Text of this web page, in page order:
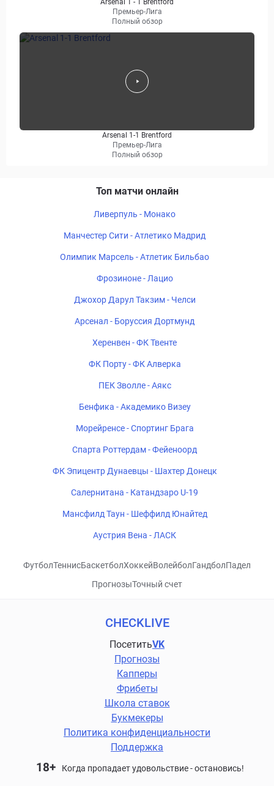
Arsenal 1 - 1 Brentford
Премьер-Лига
Полный обзор
Arsenal 1-1 Brentford
Премьер-Лига
Полный обзор
Топ матчи онлайн
Ливерпуль - Монако
Манчестер Сити - Атлетико Мадрид
Олимпик Марсель - Атлетик Бильбао
Фрозиноне - Лацио
Джохор Дарул Такзим - Челси
Арсенал - Боруссия Дортмунд
Херенвен - ФК Твенте
ФК Порту - ФК Алверка
ПЕК Зволле - Аякс
Бенфика - Академико Визеу
Морейренсе - Спортинг Брага
Спарта Роттердам - Фейеноорд
ФК Эпицентр Дунаевцы - Шахтер Донецк
Салернитана - Катандзаро U-19
Мансфилд Таун - Шеффилд Юнайтед
Аустрия Вена - ЛАСК
ФутболТеннисБаскетболХоккейВолейболГандболПадел
ПрогнозыТочный счет
CHECKLIVE
ПосетитьVK
Прогнозы
Капперы
Фрибеты
Школа ставок
Букмекеры
Политика конфиденциальности
Поддержка
18+ Когда пропадает удовольствие - остановись!